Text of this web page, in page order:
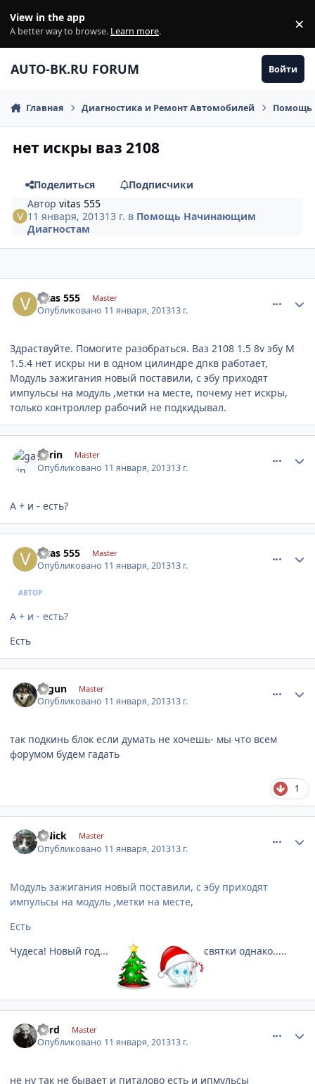
View in the app
A better way to browse. Learn more. ×
AUTO-BK.RU FORUM Войти
Главная Диагностика и Ремонт Автомобилей Помощь
нет искры ваз 2108
Поделиться
Подписчики
Авторvitas 555
11 января, 201313 г. в Помощь Начинающим
Диагностам
vitas 555 Master
Опубликовано 11 января, 201313 г.
Здраствуйте. Помогите разобраться. Ваз 2108 1.5 8v эбу M
1.5.4 нет искры ни в одном цилиндре дпкв работает,
Модуль зажигания новый поставили, с эбу приходят
импульсы на модуль ,метки на месте, почему нет искры,
только контроллер рабочий не подкидывал.
garin Master
Опубликовано 11 января, 201313 г.
А + и - есть?
vitas 555 Master
Опубликовано 11 января, 201313 г.
АВТОР
А + и - есть?
Есть
segun Master
Опубликовано 11 января, 201313 г.
так подкинь блок если думать не хочешь- мы что всем
форумом будем гадать
1
UNick Master
Опубликовано 11 января, 201313 г.
Модуль зажигания новый поставили, с эбу приходят
импульсы на модуль ,метки на месте,
Есть
Чудеса! Новый год...
святки однако.....
nerd Master
Опубликовано 11 января, 201313 г.
не ну так не бывает и питалово есть и ипмульсы